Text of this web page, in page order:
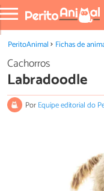
PeritoAnimal Fichas de
Cachorros
Labradoodle
PorEquipe editorial do